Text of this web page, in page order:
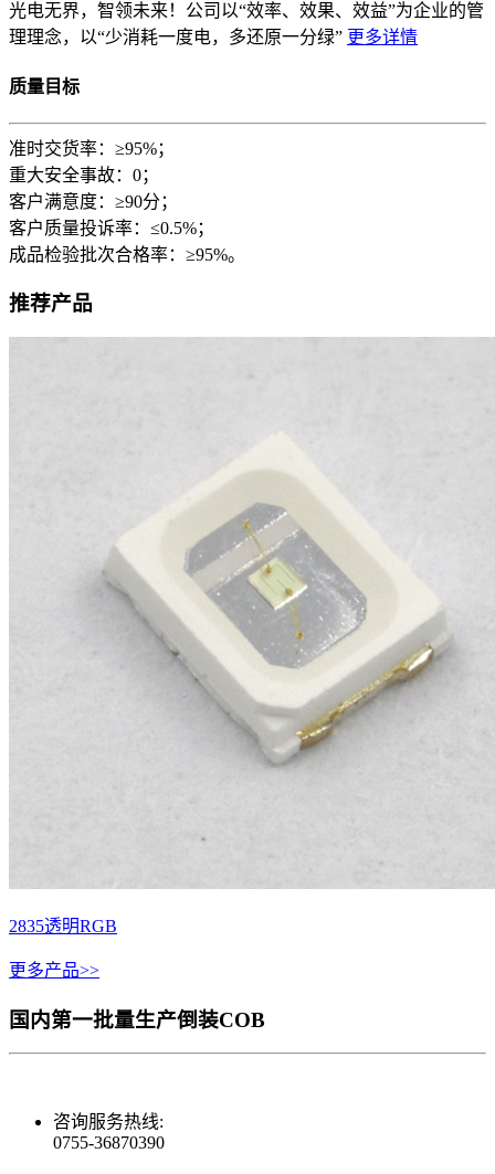
光电无界，智领未来！公司以“效率、效果、效益”为企业的管
理理念，以“少消耗一度电，多还原一分绿” 更多详情
质量目标
准时交货率：≥95%；
重大安全事故：0；
客户满意度：≥90分；
客户质量投诉率：≤0.5%；
成品检验批次合格率：≥95%。
推荐产品
2835透明RGB
更多产品>>
国内第一批量生产倒装COB
咨询服务热线:
0755-36870390